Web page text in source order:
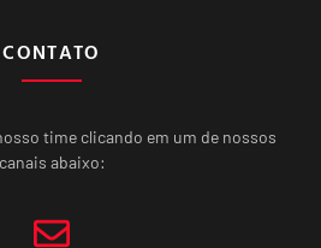
CONTATO
time clicando em um de nossos
canais abaixo: